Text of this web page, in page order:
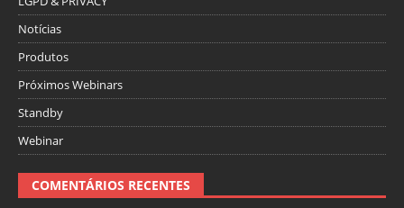
Notícias
Produtos
Próximos Webinars
Standby
Webinar
COMENTÁRIOS RECENTES